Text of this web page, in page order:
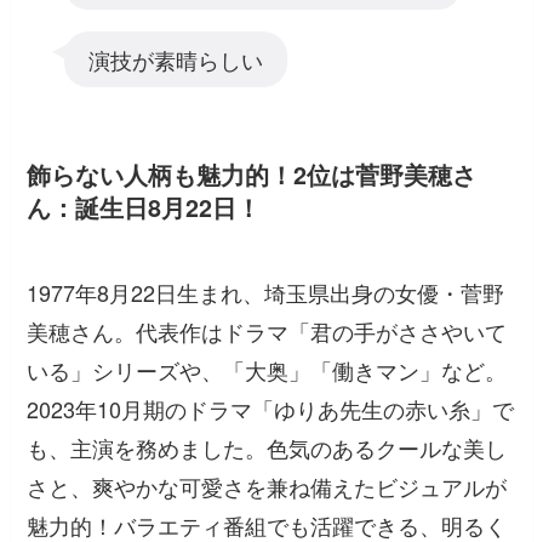
演技が素晴らしい
飾らない人柄も魅力的！2位は菅野美穂さ
ん：誕生日8月22日！
1977年8月22日生まれ、埼玉県出身の女優・菅野
美穂さん。代表作はドラマ「君の手がささやいて
いる」シリーズや、「大奥」「働きマン」など。
2023年10月期のドラマ「ゆりあ先生の赤い糸」で
も、主演を務めました。色気のあるクールな美し
さと、爽やかな可愛さを兼ね備えたビジュアルが
魅力的！バラエティ番組でも活躍できる、明るく